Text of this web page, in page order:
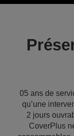
05 ans de
qu’une
2 jours
CoverPlus